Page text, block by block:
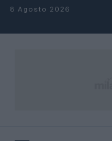
Salta al contenuto
8 Agosto 2026